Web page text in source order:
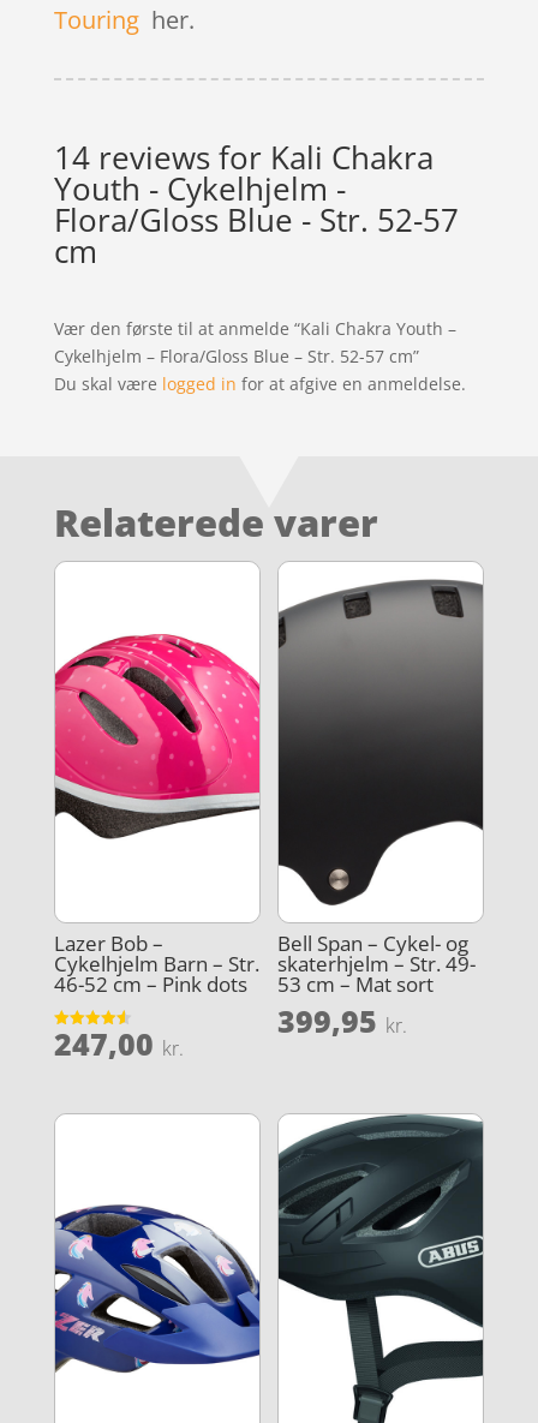
Touringher.
14 reviews for Kali Chakra
Youth - Cykelhjelm -
Flora/Gloss Blue - Str. 52-57
cm
Vær den første til at anmelde “Kali Chakra Youth –
Cykelhjelm – Flora/Gloss Blue – Str. 52-57 cm”
Du skal være logged in for at afgive en anmeldelse.
Relaterede varer
Lazer Bob –
Cykelhjelm Barn – Str.
46-52 cm – Pink dots
Vurderet
4.6
247,00 kr.
Bell Span – Cykel- og
skaterhjelm – Str. 49-
53 cm – Mat sort
399,95 kr.